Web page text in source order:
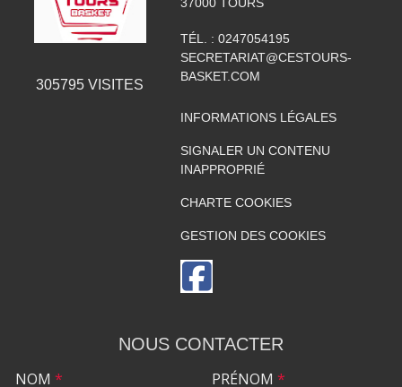
305795 VISITES
TÉL. : 0247054195
SECRETARIAT@CESTOURS-
BASKET.COM
INFORMATIONS LÉGALES
SIGNALER UN CONTENU
INAPPROPRIÉ
CHARTE COOKIES
GESTION DES COOKIES
NOUS CONTACTER
NOM * PRÉNOM *